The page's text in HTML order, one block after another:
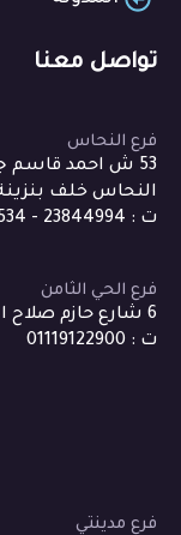
تواصل معنا
فرع النحاس
53 ش احمد
النحاس خلف
ت : 23844994 - 01025027534
فرع الحي الثامن
6 شارع حازم صلاح الحي الثامن منطقة 11 بلوك 11 مدينة نصر.
ت : 01119122900
فرع مدينتي